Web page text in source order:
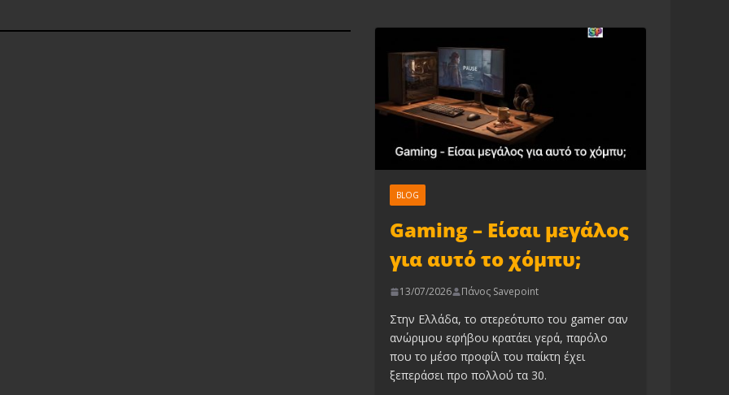
BLOG
Gaming – Είσαι μεγάλος
για αυτό το χόμπυ;
13/07/2026 Πάνος Savepoint
Στην Ελλάδα, το στερεότυπο του gamer σαν
ανώριμου εφήβου κρατάει γερά, παρόλο
που το μέσο προφίλ του παίκτη έχει
ξεπεράσει προ πολλού τα 30.